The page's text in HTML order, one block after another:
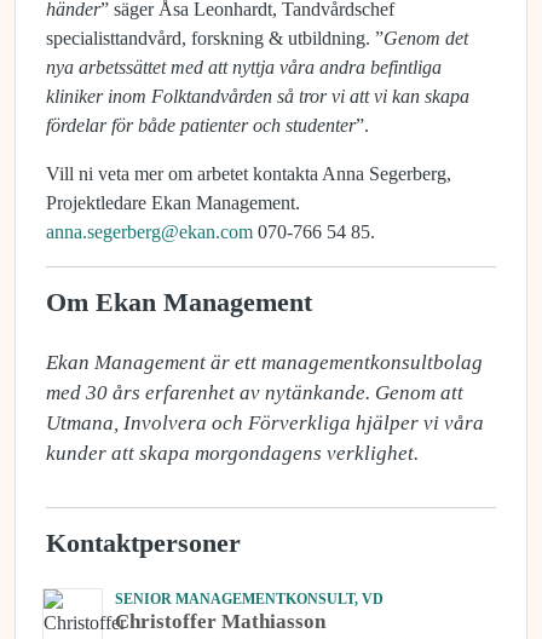
händer” säger Åsa Leonhardt, Tandvårdschef
specialisttandvård, forskning & utbildning. ”Genom det
nya arbetssättet med att nyttja våra andra befintliga
kliniker inom Folktandvården så tror vi att vi kan skapa
fördelar för både patienter och studenter”.
Vill ni veta mer om arbetet kontakta Anna Segerberg,
Projektledare Ekan Management.
anna.segerberg@ekan.com 070-766 54 85.
Om Ekan Management
Ekan Management är ett managementkonsultbolag
med 30 års erfarenhet av nytänkande. Genom att
Utmana, Involvera och Förverkliga hjälper vi våra
kunder att skapa morgondagens verklighet.
Kontaktpersoner
SENIOR MANAGEMENTKONSULT, VD
Christoffer Mathiasson